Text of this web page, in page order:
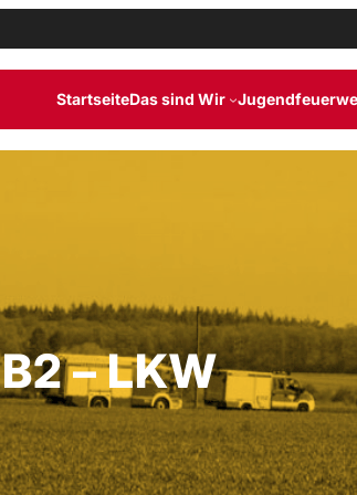
StartseiteDas sind Wir
B2 – LKW